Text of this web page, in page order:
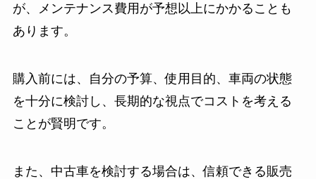
が、メンテナンス費用が予想以上にかかることも
あります。
購入前には、自分の予算、使用目的、車両の状態
を十分に検討し、長期的な視点でコストを考える
ことが賢明です。
また、中古車を検討する場合は、信頼できる販売